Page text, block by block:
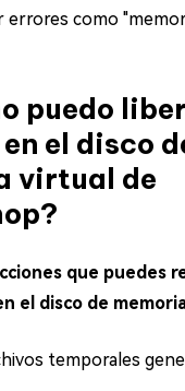
errores como
puedo
el disco
virtual de
que puedes
el disco de
temporales